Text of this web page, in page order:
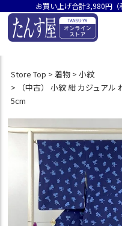
お買い上げ合計3,980円（
Store Top 着物
小紋
（中古） 小紋 紺 カジュア
5cm